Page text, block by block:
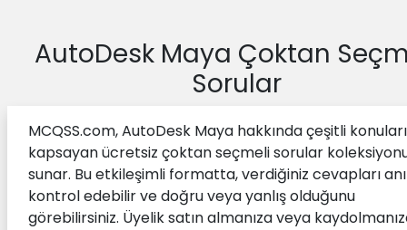
AutoDesk Maya Çoktan
Sorular
MCQSS.com, AutoDesk Maya hakkında çeşitli konuları
kapsayan ücretsiz çoktan seçmeli sorular
sunar. Bu etkileşimli formatta, verdiğiniz cevapları
kontrol edebilir ve doğru veya yanlış olduğunu
görebilirsiniz. Üyelik satın almanıza veya